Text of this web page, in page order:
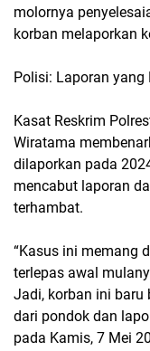
molornya
korban melaporkan
Polisi: Laporan
Kasat Reskrim
Wiratama
dilaporkan pada
mencabut laporan
terhambat.
“Kasus ini memang
terlepas awal
Jadi, korban ini baru
dari pondok dan
pada Kamis, 7 Mei